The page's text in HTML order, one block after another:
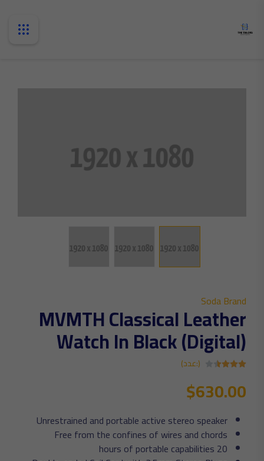
Soda Brand
MVMTH Classical Leather
Watch In Black (Digital)
(:عدد)
$630.00
Unrestrained and portable active stereo speaker
Free from the confines of wires and chords
20 hours of portable capabilities